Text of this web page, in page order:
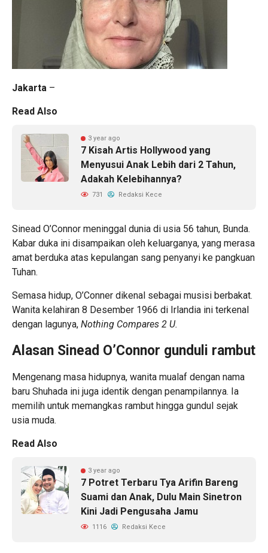
Jakarta –
Read Also
3 year ago
7 Kisah Artis Hollywood yang
Menyusui Anak Lebih dari 2 Tahun,
Adakah Kelebihannya?
731 Redaksi Kece
Sinead O’Connor meninggal dunia di usia 56 tahun, Bunda.
Kabar duka ini disampaikan oleh keluarganya, yang merasa
amat berduka atas kepulangan sang penyanyi ke pangkuan
Tuhan.
Semasa hidup, O’Conner dikenal sebagai musisi berbakat.
Wanita kelahiran 8 Desember 1966 di Irlandia ini terkenal
dengan lagunya, Nothing Compares 2 U.
Alasan Sinead O’Connor gunduli rambut
Mengenang masa hidupnya, wanita mualaf dengan nama
baru Shuhada ini juga identik dengan penampilannya. Ia
memilih untuk memangkas rambut hingga gundul sejak
usia muda.
Read Also
3 year ago
7 Potret Terbaru Tya Arifin Bareng
Suami dan Anak, Dulu Main Sinetron
Kini Jadi Pengusaha Jamu
1116 Redaksi Kece